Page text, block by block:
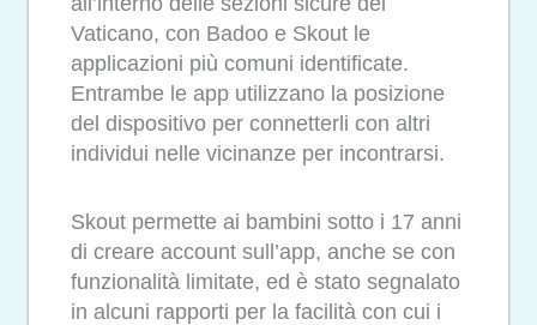
Vaticano, con Badoo e Skout le
applicazioni più comuni identificate.
Entrambe le app utilizzano la posizione
del dispositivo per connetterli con altri
individui nelle vicinanze per incontrarsi.
Skout permette ai bambini sotto i 17 anni
di creare account sull’app, anche se con
funzionalità limitate, ed è stato segnalato
in alcuni rapporti per la facilità con cui i